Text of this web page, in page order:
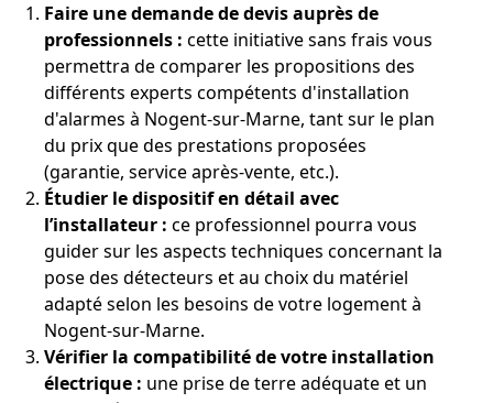
Faire une demande de devis auprès de
professionnels : cette initiative sans frais vous
permettra de comparer les propositions des
différents experts compétents d'installation
d'alarmes à Nogent-sur-Marne, tant sur le plan
du prix que des prestations proposées
(garantie, service après-vente, etc.).
Étudier le dispositif en détail avec
l’installateur : ce professionnel pourra vous
guider sur les aspects techniques concernant la
pose des détecteurs et au choix du matériel
adapté selon les besoins de votre logement à
Nogent-sur-Marne.
Vérifier la compatibilité de votre installation
électrique : une prise de terre adéquate et un